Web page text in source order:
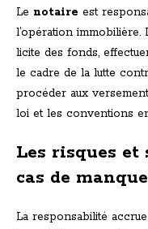
Le notaire est
l’opération
licite des fonds,
le cadre de la lutte
procéder aux
loi et les conventions
Les risques et
cas de
La responsabilité